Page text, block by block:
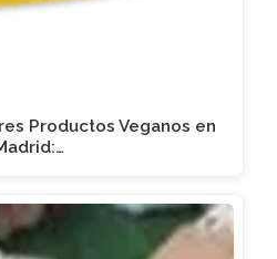
Productos Veganos en